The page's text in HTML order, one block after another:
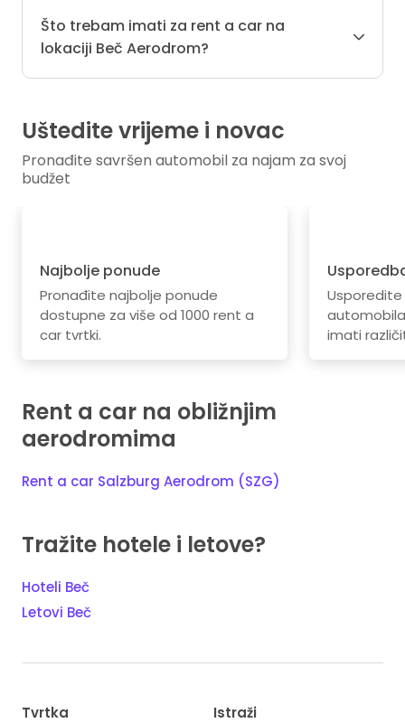
Što trebam imati za rent a car na
lokaciji Beč Aerodrom?
Uštedite vrijeme i novac
Pronađite savršen automobil za najam za svoj
budžet
Najbolje ponude
Pronađite najbolje ponude
dostupne za više od 1000 rent a
car tvrtki.
imati
Rent a car na obližnjim
aerodromima
Rent a car Salzburg Aerodrom (SZG)
Tražite hotele i letove?
Hoteli Beč
Letovi Beč
Tvrtka Istraži